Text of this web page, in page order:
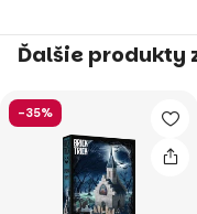
Ďalšie produkty
-35%